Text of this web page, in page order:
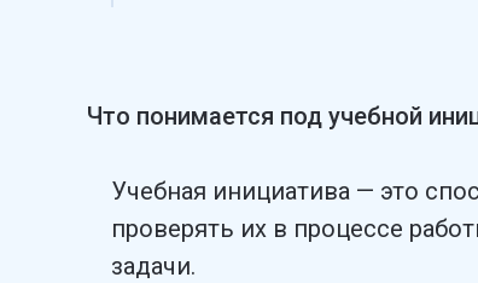
Что понимается под учебной
Учебная инициатива — это
проверять их в процессе
задачи.